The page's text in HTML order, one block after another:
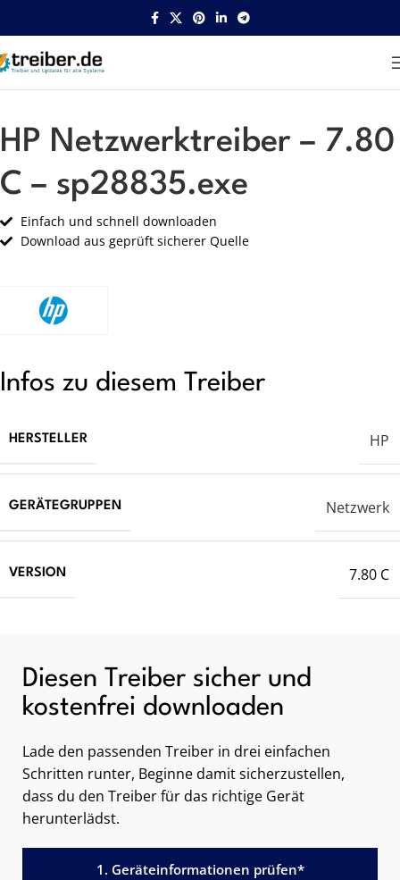
Startseite HP Netzwerk
HP Netzwerktreiber – 7.80
C – sp28835.exe
Einfach und schnell downloaden
Download aus geprüft sicherer Quelle
Infos zu diesem Treiber
HERSTELLER HP
GERÄTEGRUPPEN Netzwerk
VERSION 7.80 C
Diesen Treiber sicher und
kostenfrei downloaden
Lade den passenden Treiber in drei einfachen
Schritten runter, Beginne damit sicherzustellen,
dass du den Treiber für das richtige Gerät
herunterlädst.
1. Geräteinformationen prüfen*